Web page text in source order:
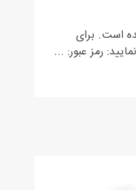
است. برای
رمز عبور: ...